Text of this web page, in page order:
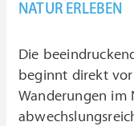
NATUR ERLEBEN
Die
beginnt direkt
Wanderungen im